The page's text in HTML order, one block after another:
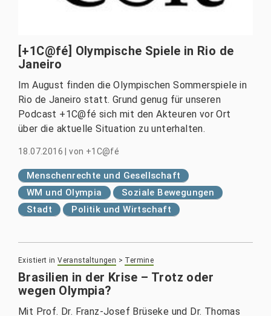
[+1C@fé] Olympische Spiele in Rio de
Janeiro
Im August finden die Olympischen Sommerspiele in
Rio de Janeiro statt. Grund genug für unseren
Podcast +1C@fé sich mit den Akteuren vor Ort
über die aktuelle Situation zu unterhalten.
18.07.2016|von +1C@fé
Menschenrechte und Gesellschaft
WM und Olympia
Soziale Bewegungen
Stadt
Politik und Wirtschaft
Existiert in Veranstaltungen > Termine
Brasilien in der Krise – Trotz oder
wegen Olympia?
Mit Prof. Dr. Franz-Josef Brüseke und Dr. Thomas